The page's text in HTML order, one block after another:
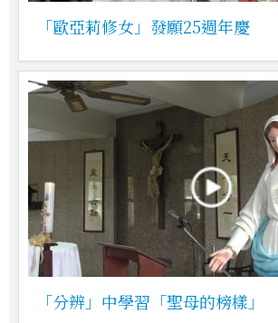
「歐亞莉修女」發願25週年慶
「分辨」中學習「聖母的榜樣」